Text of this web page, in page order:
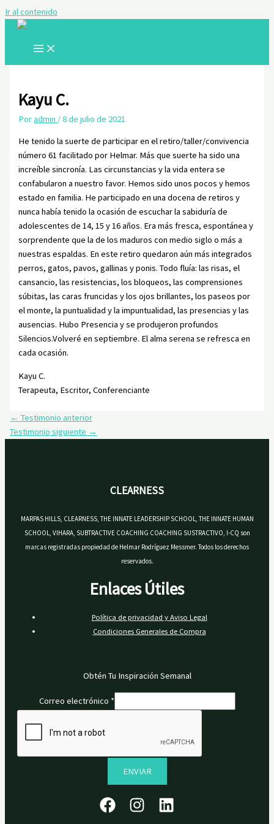
Ir al contenido
Kayu C.
Poradmin /8 de julio de 2021
He tenido la suerte de participar en el retiro/taller/convivencia
número 61 facilitado por Helmar. Más que suerte ha sido una
increíble sincronía. Las circunstancias y la vida entera se
confabularon a nuestro favor. Hemos sido unos pocos y hemos
estado en familia. He participado en una docena de retiros y
nunca había tenido la ocasión de escuchar la sabiduría de
adolescentes de 14, 15 y 16 años. Era más fresca, espontánea y
sorprendente que la de los maduros con medio siglo o más a
nuestras espaldas. En este retiro quedaron aún más integrados
perros, gatos, pavos, gallinas y ponis. Todo fluía: las risas, el
cansancio, las resistencias, los bloqueos, las comprensiones
súbitas, las caras fruncidas y los ojos brillantes, los paseos por
el monte, la puntualidad y la impuntualidad, las presencias y las
ausencias. Hubo Presencia y se produjeron profundos
Silencios.Volveré en septiembre. El alma serena se refresca en
cada ocasión.
Kayu C.
Terapeuta, Escritor, Conferenciante
← Testimonio anterior
Testimonio siguiente →
CLEARNESS
MARPAS HILLS, CLEARNESS, THE INNATE LEADERSHIP SCHOOL, THE INNATE HUMAN
SCHOOL, VIHARA, SUBTRACTIVE COACHING COACHING SUSTRACTIVO, I-CQ son
marcas registradas propiedad de Helmar Rodríguez Messmer. Todos los derechos
reservados.
Enlaces Útiles
Política de privacidad y Aviso Legal
Condiciones Generales de Compra
Obtén Tu Inspiración Semanal
Correo electrónico *
ENVIAR